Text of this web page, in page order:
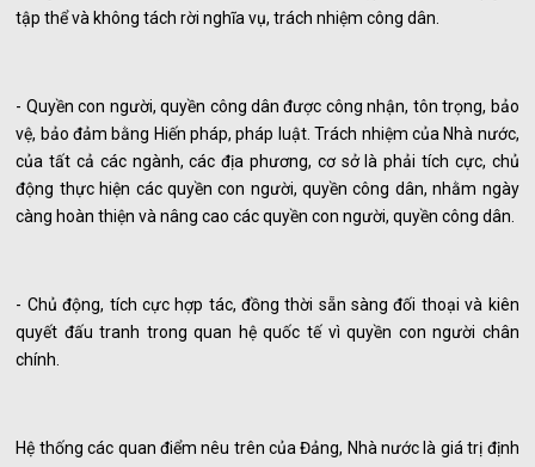
tập thể và không tách rời nghĩa vụ, trách nhiệm công dân.
- Quyền con người, quyền công dân được công nhận, tôn trọng, bảo
vệ, bảo đảm bằng Hiến pháp, pháp luật. Trách nhiệm của Nhà nước,
của tất cả các ngành, các địa phương, cơ sở là phải tích cực, chủ
động thực hiện các quyền con người, quyền công dân, nhằm ngày
càng hoàn thiện và nâng cao các quyền con người, quyền công dân.
- Chủ động, tích cực hợp tác, đồng thời sẵn sàng đối thoại và kiên
quyết đấu tranh trong quan hệ quốc tế vì quyền con người chân
chính.
Hệ thống các quan điểm nêu trên của Đảng, Nhà nước là giá trị định